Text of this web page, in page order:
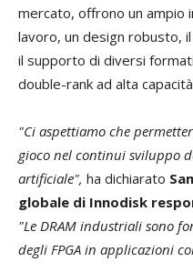
mercato, offrono un ampio
lavoro, un design robusto,
il supporto di diversi
double-rank ad alta
"Ci aspettiamo che
gioco nel continui sviluppo
artificiale", ha dichiarato
globale di Innodisk
"Le DRAM industriali sono
degli FPGA in applicazioni